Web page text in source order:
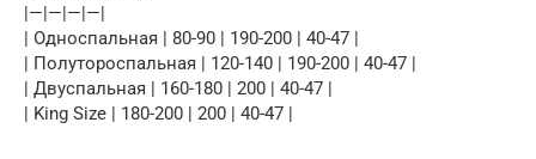
|—|—|—|—|
| Односпальная | 80-90 | 190-200 | 40-47 |
| Полутороспальная | 120-140 | 190-200 | 40-47 |
| Двуспальная | 160-180 | 200 | 40-47 |
| King Size | 180-200 | 200 | 40-47 |